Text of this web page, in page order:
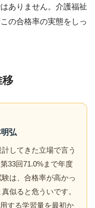
ありません。介護福祉
の合格率の実態をしっ
移
弘
してきた立場で言う
33回71.0%まで年度
は、合格率が高かっ
似ると危ういです。
する学習量を最初か